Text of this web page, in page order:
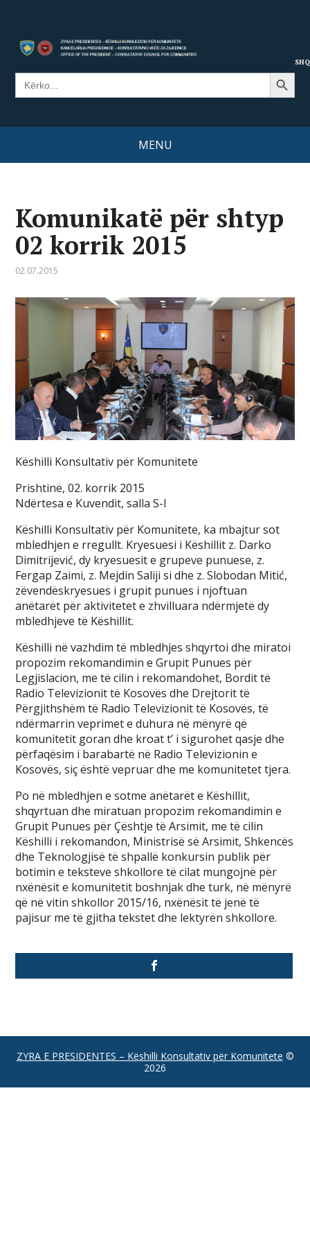
Search
for:
Search Button
MENU
Komunikatë për shtyp
02 korrik 2015
02.07.2015
Këshilli Konsultativ për Komunitete
Prishtinë, 02. korrik 2015
Ndërtesa e Kuvendit, salla S-I
Këshilli Konsultativ për Komunitete, ka mbajtur sot
mbledhjen e rregullt. Kryesuesi i Këshillit z. Darko
Dimitrijević, dy kryesuesit e grupeve punuese, z.
Fergap Zaimi, z. Mejdin Saliji si dhe z. Slobodan Mitić,
zëvendëskryesues i grupit punues i njoftuan
anëtarët për aktivitetet e zhvilluara ndërmjetë dy
mbledhjeve të Këshillit.
Këshilli në vazhdim të mbledhjes shqyrtoi dhe miratoi
propozim rekomandimin e Grupit Punues për
Legjislacion, me të cilin i rekomandohet, Bordit të
Radio Televizionit të Kosovës dhe Drejtorit të
Përgjithshëm të Radio Televizionit të Kosovës, të
ndërmarrin veprimet e duhura në mënyrë që
komunitetit goran dhe kroat t’ i sigurohet qasje dhe
përfaqësim i barabartë në Radio Televizionin e
Kosovës, siç është vepruar dhe me komunitetet tjera.
Po në mbledhjen e sotme anëtarët e Këshillit,
shqyrtuan dhe miratuan propozim rekomandimin e
Grupit Punues për Çështje të Arsimit, me të cilin
Këshilli i rekomandon, Ministrisë së Arsimit, Shkencës
dhe Teknologjisë të shpallë konkursin publik për
botimin e teksteve shkollore të cilat mungojnë për
nxënësit e komunitetit boshnjak dhe turk, në mënyrë
që në vitin shkollor 2015/16, nxënësit të jenë të
pajisur me të gjitha tekstet dhe lektyrën shkollore.
ZYRA E PRESIDENTES – Këshilli Konsultativ për Komunitete ©
2026